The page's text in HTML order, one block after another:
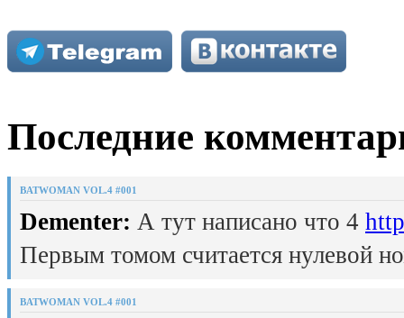
Последние
BATWOMAN VOL.4 #001
Dementer: А тут написано что 4
Первым томом считается нулевой
BATWOMAN VOL.4 #001